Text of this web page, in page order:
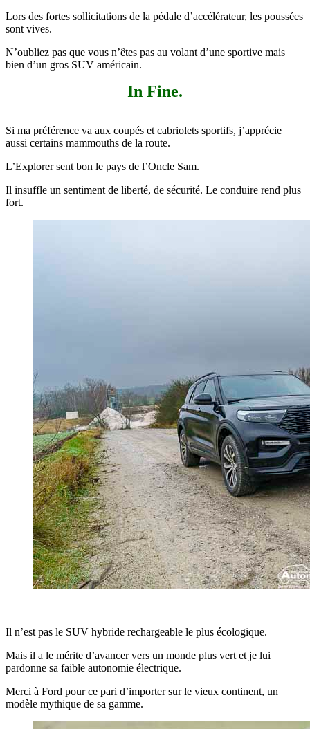
Lors des fortes sollicitations de la pédale d’accélérateur, les poussées
sont vives.
N’oubliez pas que vous n’êtes pas au volant d’une sportive mais
bien d’un gros SUV américain.
In Fine.
Si ma préférence va aux coupés et cabriolets sportifs, j’apprécie
aussi certains mammouths de la route.
L’Explorer sent bon le pays de l’Oncle Sam.
Il insuffle un sentiment de liberté, de sécurité. Le conduire rend plus
fort.
Il n’est pas le SUV hybride rechargeable le plus écologique.
Mais il a le mérite d’avancer vers un monde plus vert et je lui
pardonne sa faible autonomie électrique.
Merci à Ford pour ce pari d’importer sur le vieux continent, un
modèle mythique de sa gamme.